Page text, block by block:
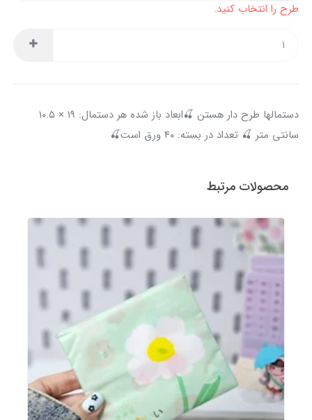
طرح را انتخاب کنید.
دستمالها طرح دار هستن 🍒ابعاد باز شده هر دستمال: ۱۹ × ۱۰.۵
سانتی متر 🍒 تعداد در بسته: ۴۰ ورق است🍒
محصولات مرتبط